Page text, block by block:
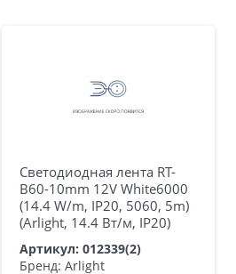
Светодиодная лента RT-
B60-10mm 12V White6000
(14.4 W/m, IP20, 5060, 5m)
(Arlight, 14.4 Вт/м, IP20)
Артикул: 012339(2)
Бренд: Arlight